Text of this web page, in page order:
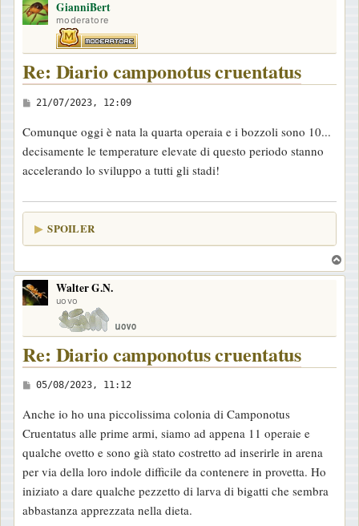
GianniBert
moderatore
Re: Diario camponotus cruentatus
M
s
s
a
g
i
21/07/2023, 12:09
Comunque oggi è nata la quarta operaia e i bozzoli sono 10...
decisamente le temperature elevate di questo periodo stanno
accelerando lo sviluppo a tutti gli stadi!
SPOILER
o
Walter G.N.
uovo
Re: Diario camponotus cruentatus
M
s
s
a
g
g
i
05/08/2023, 11:12
Anche io ho una piccolissima colonia di Camponotus
Cruentatus alle prime armi, siamo ad appena 11 operaie e
qualche ovetto e sono già stato costretto ad inserirle in arena
per via della loro indole difficile da contenere in provetta. Ho
iniziato a dare qualche pezzetto di larva di bigatti che sembra
abbastanza apprezzata nella dieta.